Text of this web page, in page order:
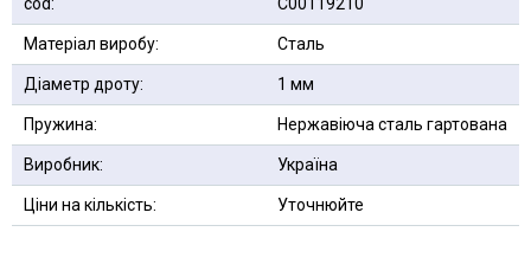
Матеріал виробу: Сталь
Діаметр дроту: 1 мм
Пружина: Нержавіюча сталь гартована
Виробник: Україна
Ціни на кількість: Уточнюйте